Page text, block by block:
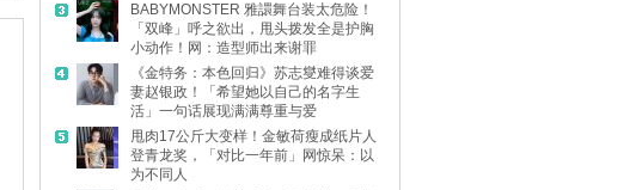
BABYMONSTER 雅譞舞台装太危险！
「双峰」呼之欲出，甩头拨发全是护胸
小动作！网：造型师出来谢罪
《金特务：本色回归》苏志燮难得谈爱
妻赵银政！「希望她以自己的名字生
活」一句话展现满满尊重与爱
甩肉17公斤大变样！金敏荷瘦成纸片人
登青龙奖，「对比一年前」网惊呆：以
为不同人